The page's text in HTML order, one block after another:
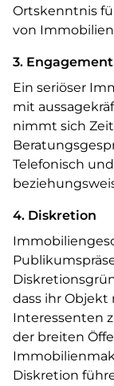
Ortskenntnis
von
3. Engagement
Ein seriöser
mit
nimmt sich
Telefonisch
4. Diskretion
dass ihr Objekt
Interessenten
der breiten
Diskretion